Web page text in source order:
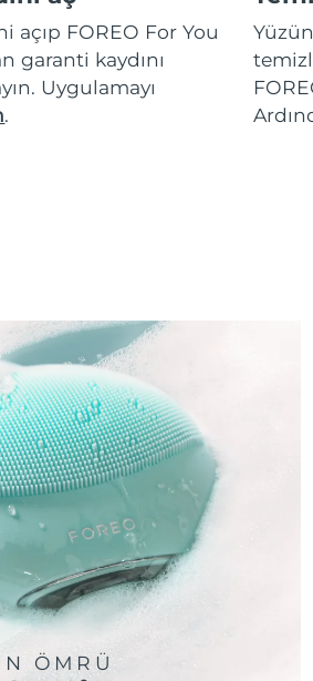
açıp FOREO For You
garanti kaydını
Uygulamayı
.
ÖMRÜ